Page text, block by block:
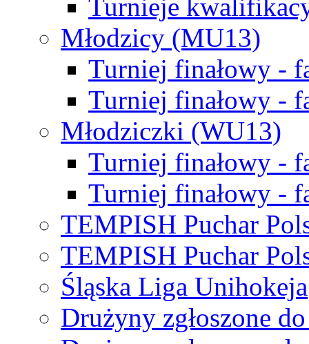
Turnieje
Młodzicy (MU13)
Turniej finałowy -
Turniej finałowy -
Młodziczki (WU13)
Turniej finałowy -
Turniej finałowy -
TEMPISH Puchar
TEMPISH Puchar
Śląska Liga Unihokeja
Drużyny zgłoszone